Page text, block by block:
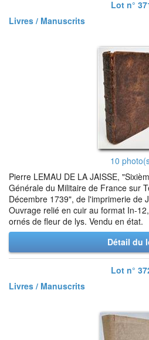
Lot n°
Livres / Manuscrits
10
Pierre LEMAU DE LA JAISSE,
Générale du Militaire de France sur
Décembre 1739", de l'imprimerie de
Ouvrage relié en cuir au format In-
ornés de fleur de lys. Vendu en état.
Détail du
Lot n°
Livres / Manuscrits